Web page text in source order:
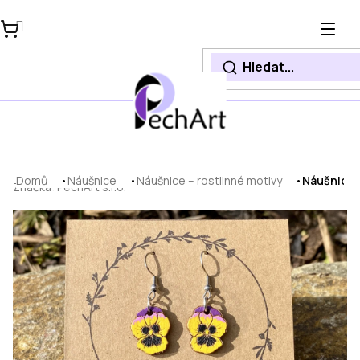
na
obsah
Domů Náušnice Náušnice – rostlinné motivy Náušnice
Značka: PechArt s.r.o.